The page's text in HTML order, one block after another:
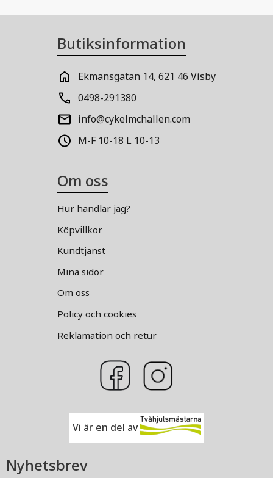
Butiksinformation
Ekmansgatan 14, 621 46 Visby
0498-291380
info@cykelmchallen.com
M-F 10-18 L 10-13
Om oss
Hur handlar jag?
Köpvillkor
Kundtjänst
Mina sidor
Om oss
Policy och cookies
Reklamation och retur
Vi är en del av
Nyhetsbrev